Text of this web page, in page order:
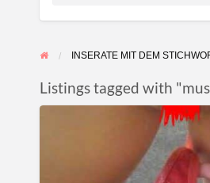
INSERATE MIT DEM
Listings tagged with